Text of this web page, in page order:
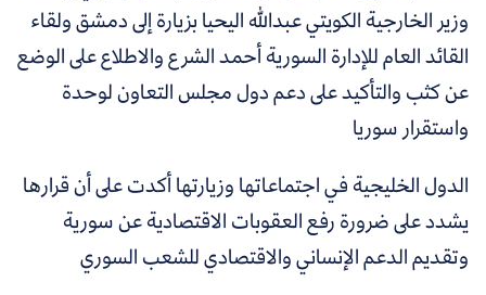
وزير الخارجية الكويتي عبدالله اليحيا بزيارة إلى دمشق ولقاء
القائد العام للإدارة السورية أحمد الشرع والاطلاع على الوضع
عن كثب والتأكيد على دعم دول مجلس التعاون لوحدة
واستقرار سوريا
الدول الخليجية في اجتماعاتها وزيارتها أكدت على أن قرارها
يشدد على ضرورة رفع العقوبات الاقتصادية عن سورية
وتقديم الدعم الإنساني والاقتصادي للشعب السوري